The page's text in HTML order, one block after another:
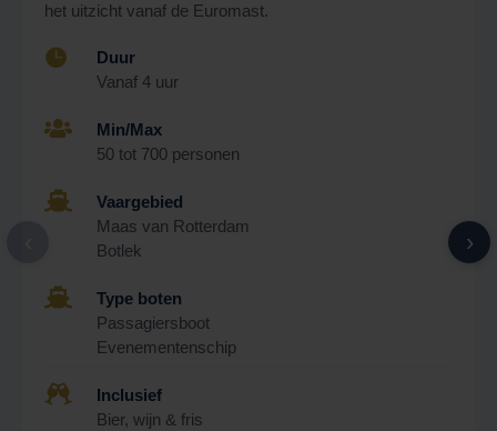
het uitzicht vanaf de Euromast.

Duur
Vanaf 4 uur

Min/Max
50 tot 700 personen

Vaargebied
Maas van Rotterdam
Botlek

Type boten
Passagiersboot
Evenementenschip

Inclusief
Bier, wijn & fris
›